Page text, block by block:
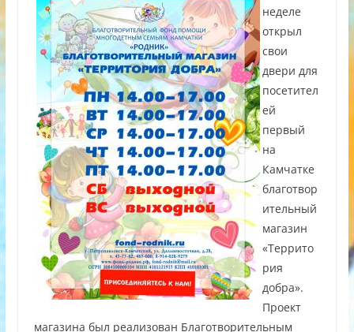
неделе
открыл
свои
двери для
посетител
ей
первый
на
Камчатке
благотвор
ительный
магазин
«Террито
рия
добра».
Проект
магазина был реализован Благотворительным